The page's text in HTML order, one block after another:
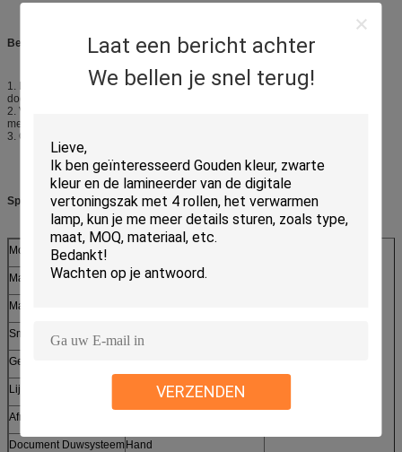
Laat een bericht achter
We bellen je snel terug!
VERZENDEN
Beschrijving:
1. Het geneigde bladknipsel patenteerde technologie: Om het even welk
document kan gemakkelijk met geneigd bladontwerp worden gesneden.
2. Veilig wachtontwerp: Het maken volgens Ce-norm aan waarborgveiligheid
met voor & achter plastic dekkings beschermend ontwerp.
3. Optische scherpe lijn: Het aangeven van hoog-zichtbare lijn.
Specificaties:
Model
Max. Scherpe Hoogte 50mm
Max. Scherpe Lengte
Smalle Besnoeiing 30mm
Gewicht
Lijstdiepte 430mm
Afmeting (HxWxD)
Document DuwsysteemHand